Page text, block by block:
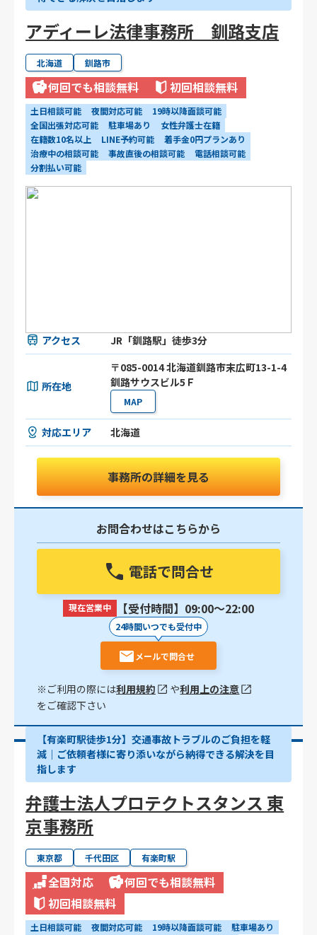
アディーレ法律事務所 釧路支店
北海道 釧路市
何回でも相談無料 初回相談無料
土日相談可能 夜間対応可能
19時以降面談可能
全国出張対応可能
駐車場あり
女性弁護士在籍
在籍数10名以上
LINE予約可能
着手金0円プランあり
治療中の相談可能
事故直後の相談可能
電話相談可能
分割払い可能
アクセス JR「釧路駅」徒歩3分
所在地
〒085-0014 北海道釧路市末広町13-1-4
釧路サウスビル5Ｆ
MAP
対応エリア 北海道
事務所の詳細を見る
お問合わせはこちらから
電話で問合せ
現在営業中 【受付時間】09:00〜22:00
24時間いつでも受付中
メールで問合せ
※ご利用の際には利用規約 や利用上の注意
をご確認下さい
【有楽町駅徒歩1分】交通事故トラブルのご負担を軽
減｜ご依頼者様に寄り添いながら納得できる解決を目
指します
弁護士法人プロテクトスタンス 東
京事務所
東京都 千代田区 有楽町駅
全国対応
何回でも相談無料
初回相談無料
土日相談可能 夜間対応可能 19時以降面談可能
駐車場あり